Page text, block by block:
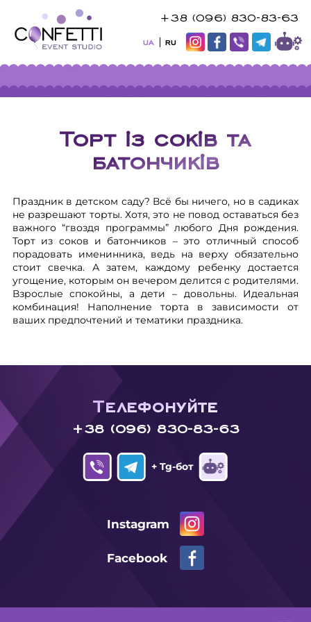
+38 (096) 830-83-63
UA RU
Торт із соків та
батончиків
Праздник в детском саду? Всё бы ничего, но в садиках
не разрешают торты. Хотя, это не повод оставаться без
важного “гвоздя программы” любого Дня рождения.
Торт из соков и батончиков – это отличный способ
порадовать именинника, ведь на верху обязательно
стоит свечка. А затем, каждому ребенку достается
угощение, которым он вечером делится с родителями.
Взрослые спокойны, а дети – довольны. Идеальная
комбинация! Наполнение торта в зависимости от
ваших предпочтений и тематики праздника.
Телефонуйте
+38 (096) 830-83-63
+ Tg-бот
Instagram
Facebook